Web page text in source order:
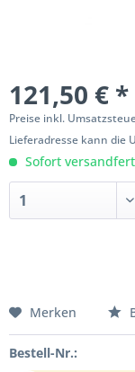
121,50 € *
Preise inkl.
Lieferadresse kann die
Sofort
Merken
Bestell-Nr.: